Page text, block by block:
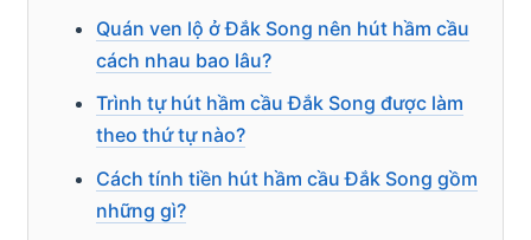
Quán ven lộ ở Đắk Song nên hút hầm cầu
cách nhau bao lâu?
Trình tự hút hầm cầu Đắk Song được làm
theo thứ tự nào?
Cách tính tiền hút hầm cầu Đắk Song gồm
những gì?